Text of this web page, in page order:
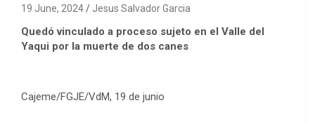
19 June, 2024 Jesus Salvador Garcia
Quedó vinculado a proceso sujeto en el Valle del
Yaqui por la muerte de dos canes
Cajeme/FGJE/VdM, 19 de junio